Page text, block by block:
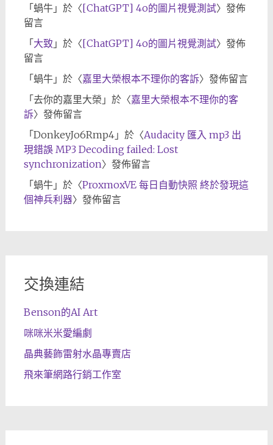
「 蝸牛」於〈[ChatGPT] 4o的圖片視覺測試〉發佈
留言
「 大致 」於〈[ChatGPT] 4o的圖片視覺測試〉發佈
留言
「 蝸牛」於〈嘉里大榮根本不理你的客訴〉發佈留言
「 去你的嘉里大榮 」於〈嘉里大榮根本不理你的客
訴〉發佈留言
「 DonkeyJo6Rmp4」於〈Audacity 匯入 mp3 出
現錯誤 MP3 Decoding failed: Lost
synchronization〉發佈留言
「 蝸牛」於〈ProxmoxVE 每日自動快照 終於發現這
個神兵利器〉發佈留言
交換連結
Benson的AI Art
咪咪米米愛編劇
晶典藝飾雷射水晶專賣店
飛來筆網路行銷工作室